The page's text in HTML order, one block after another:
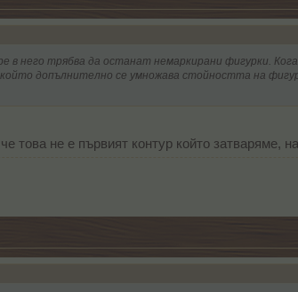
в него трябва да останат немаркирани фигурки.
допълнително се умножава стойността на
това не е първият контур който затваряме,